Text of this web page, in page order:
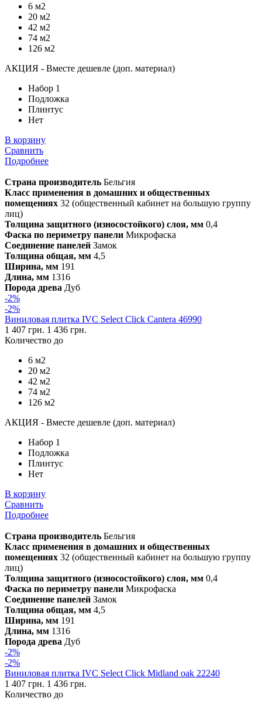
6 м2
20 м2
42 м2
74 м2
126 м2
АКЦИЯ - Вместе дешевле (доп. материал)
Набор 1
Подложка
Плинтус
Нет
В корзину
Сравнить
Подробнее
Страна производитель Бельгия
Класс применения в домашних и общественных
помещениях 32 (общественный кабинет на большую группу
лиц)
Толщина защитного (износостойкого) слоя, мм 0,4
Фаска по периметру панели Микрофаска
Соединение панелей Замок
Толщина общая, мм 4,5
Ширина, мм 191
Длина, мм 1316
Порода древа Дуб
-2%
-2%
Виниловая плитка IVC Select Click Cantera 46990
1 407 грн. 1 436 грн.
Количество до
6 м2
20 м2
42 м2
74 м2
126 м2
АКЦИЯ - Вместе дешевле (доп. материал)
Набор 1
Подложка
Плинтус
Нет
В корзину
Сравнить
Подробнее
Страна производитель Бельгия
Класс применения в домашних и общественных
помещениях 32 (общественный кабинет на большую группу
лиц)
Толщина защитного (износостойкого) слоя, мм 0,4
Фаска по периметру панели Микрофаска
Соединение панелей Замок
Толщина общая, мм 4,5
Ширина, мм 191
Длина, мм 1316
Порода древа Дуб
-2%
-2%
Виниловая плитка IVC Select Click Midland oak 22240
1 407 грн. 1 436 грн.
Количество до